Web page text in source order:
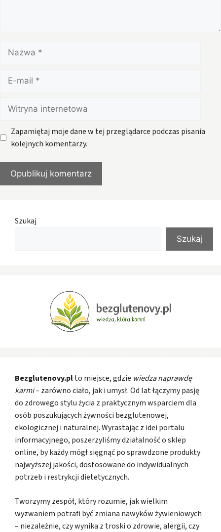
Nazwa
mail
Witryna
internetowa
Zapamiętaj moje dane w tej przeglądarce podczas pisania
kolejnych komentarzy.
Szukaj
Szukaj
Bezglutenovy.plto miejsce, gdzie wiedza naprawdę
karmi– zarówno ciało, jak i umysł. Od lat łączymy pasję
do zdrowego stylu życia z praktycznym wsparciem dla
osób poszukujących żywności bezglutenowej,
ekologicznej i naturalnej. Wyrastając z idei portalu
informacyjnego, poszerzyliśmy działalność o sklep
online, by każdy mógł sięgnąć po sprawdzone produkty
najwyższej jakości, dostosowane do indywidualnych
potrzeb i restrykcji dietetycznych.
Tworzymy zespół, który rozumie, jak wielkim
wyzwaniem potrafi być zmiana nawyków żywieniowych
– niezależnie, czy wynika z troski o zdrowie, alergii, czy